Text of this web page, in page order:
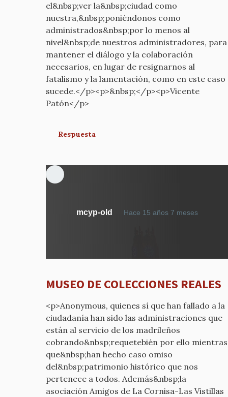
el&nbsp;ver la&nbsp;ciudad como
nuestra,&nbsp;poniéndonos como
administrados&nbsp;por lo menos al
nivel&nbsp;de nuestros administradores, para
mantener el diálogo y la colaboración
necesarios, en lugar de resignarnos al
fatalismo y la lamentación, como en este caso
sucede.</p><p>&nbsp;</p><p>Vicente
Patón</p>
Respuesta
mcyp-old Hace 15 años 7 mesesEn
DE
REALES
mcyp-
old
MUSEO DE COLECCIONES REALES
<p>Anonymous, quienes sí que han fallado a la
ciudadanía han sido las administraciones que
están al servicio de los madrileños
cobrando&nbsp;requetebién por ello mientras
que&nbsp;han hecho caso omiso
del&nbsp;patrimonio histórico que nos
pertenece a todos. Además&nbsp;la
asociación Amigos de La Cornisa-Las Vistillas